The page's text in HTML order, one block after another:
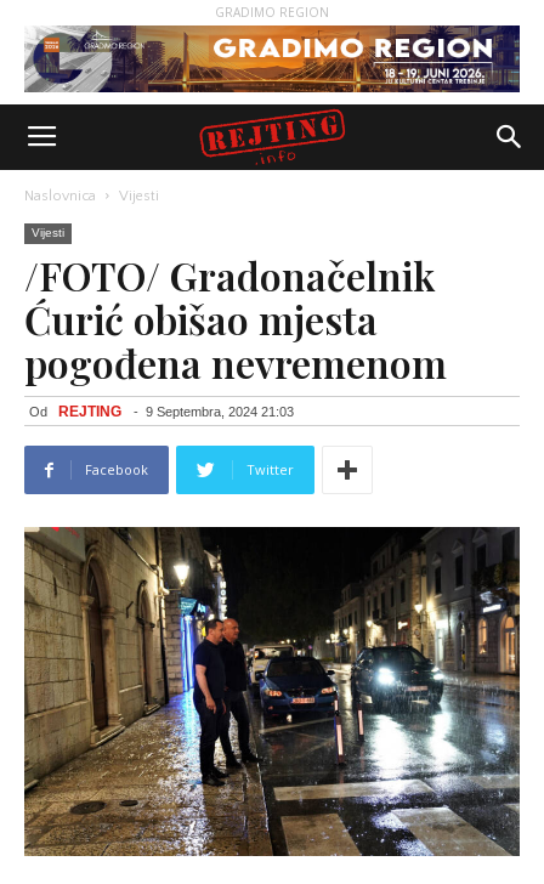
GRADIMO REGION
Naslovnica Vijesti
Vijesti
/FOTO/ Gradonačelnik
Ćurić obišao mjesta
pogođena nevremenom
Od REJTING - 9 Septembra, 2024 21:03
Facebook Twitter